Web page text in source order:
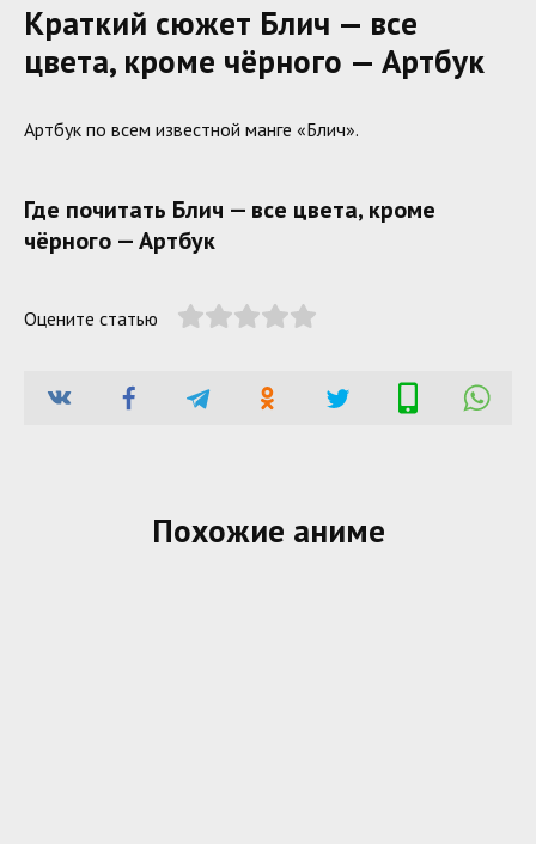
Краткий сюжет Блич — все
цвета, кроме чёрного — Артбук
Артбук по всем известной манге «Блич».
Где почитать Блич — все цвета, кроме
чёрного — Артбук
Оцените статью
Похожие аниме